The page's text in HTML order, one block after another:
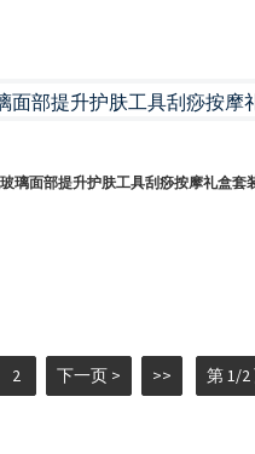
璃面部提升护肤工具刮痧按摩礼盒套
2 下一页 > >> 第 1/2